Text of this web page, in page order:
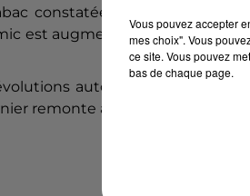
constatée pour les 20% de
est augmenté
automatiques,
remonte à juillet 2012, au
Vous pouvez accepter
mes choix". Vous
ce site. Vous pouvez
bas de chaque page.